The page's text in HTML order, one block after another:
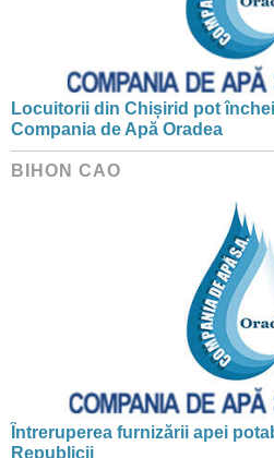
Locuitorii din Chișirid pot
Compania de Apă Oradea
BIHON CAO
Întreruperea furnizării apei
Republicii